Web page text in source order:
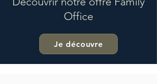
Office
Je découvre